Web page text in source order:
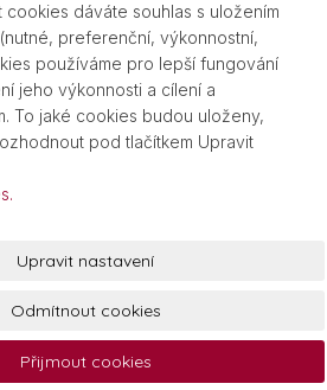
209 211 info@gdist.cz
a.s. Powered by
cookies dáváte souhlas s uložením
preferenční, výkonnostní,
používáme pro lepší fungování
jeho výkonnosti a cílení a
To jaké cookies budou uloženy,
pod tlačítkem Upravit
Upravit nastavení
Odmítnout cookies
Přijmout cookies